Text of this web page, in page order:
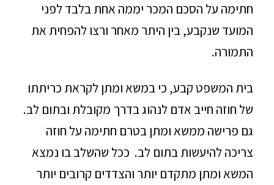
חתימה על הסכם המכר יממה אחת בלבד לפני
המועד שנקבע, בין היתר מאחר ורצו להפחית את
התמורה.
בית המשפט קבע, כי במשא ומתן לקראת כריתתו
של חוזה חייב אדם לנהוג בדרך מקובלת ובתום לב.
גם פרישה ממשא ומתן בטרם חתימה על חוזה
צריכה להיעשות בתום לב. ככל שהשלב בו נמצא
המשא ומתן מתקדם יותר והצדדים קרובים יותר